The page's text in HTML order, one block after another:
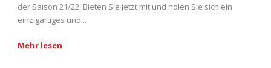
der Saison 21/22. Bieten Sie jetzt mit und holen Sie sich ein
einzigartiges und...
Mehr lesen